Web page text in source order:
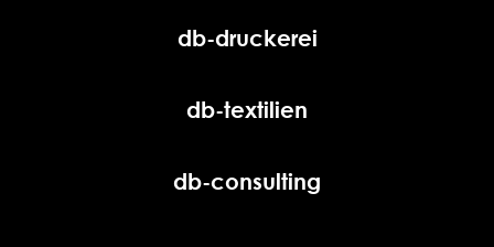
db-druckerei
db-textilien
db-consulting